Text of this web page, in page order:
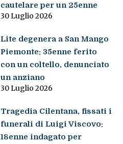
cautelare per un 25enne
30 Luglio 2026
Lite degenera a San Mango
Piemonte: 35enne ferito
con un coltello, denunciato
un anziano
30 Luglio 2026
Tragedia Cilentana, fissati i
funerali di Luigi Viscovo:
18enne indagato per